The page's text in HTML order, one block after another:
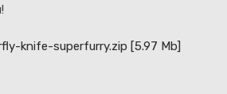
knife-superfurry.zip [5.97 Mb]